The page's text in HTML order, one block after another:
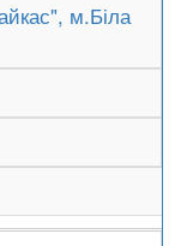
м.Біла